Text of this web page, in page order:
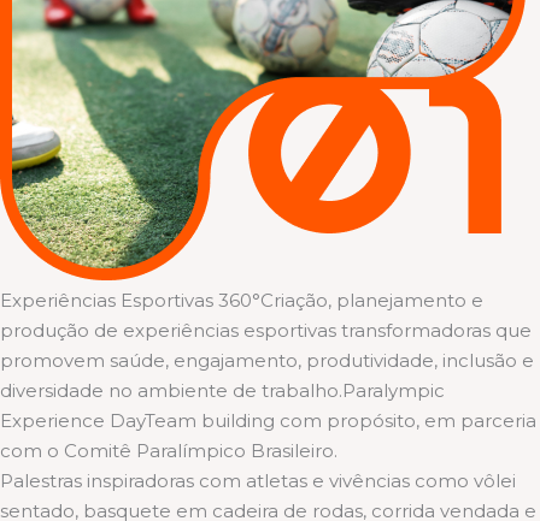
Experiências Esportivas 360°Criação, planejamento e
produção de experiências esportivas transformadoras que
promovem saúde, engajamento, produtividade, inclusão e
diversidade no ambiente de trabalho.Paralympic
Experience DayTeam building com propósito, em parceria
com o Comitê Paralímpico Brasileiro.
Palestras inspiradoras com atletas e vivências como vôlei
sentado, basquete em cadeira de rodas, corrida vendada e